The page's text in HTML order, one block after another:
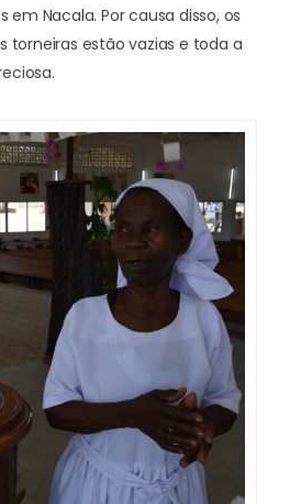
Nacala. Por causa disso, os
torneiras estão vazias e toda a